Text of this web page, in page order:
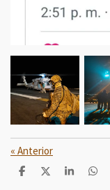
« Anterior
C
C
C
C